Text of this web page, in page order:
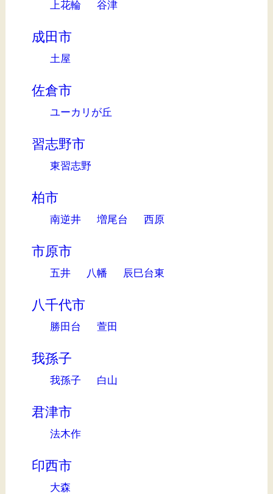
上花輪 谷津
成田市
土屋
佐倉市
ユーカリが丘
習志野市
東習志野
柏市
南逆井 増尾台 西原
市原市
五井 八幡 辰巳台東
八千代市
勝田台 萱田
我孫子
我孫子 白山
君津市
法木作
印西市
大森